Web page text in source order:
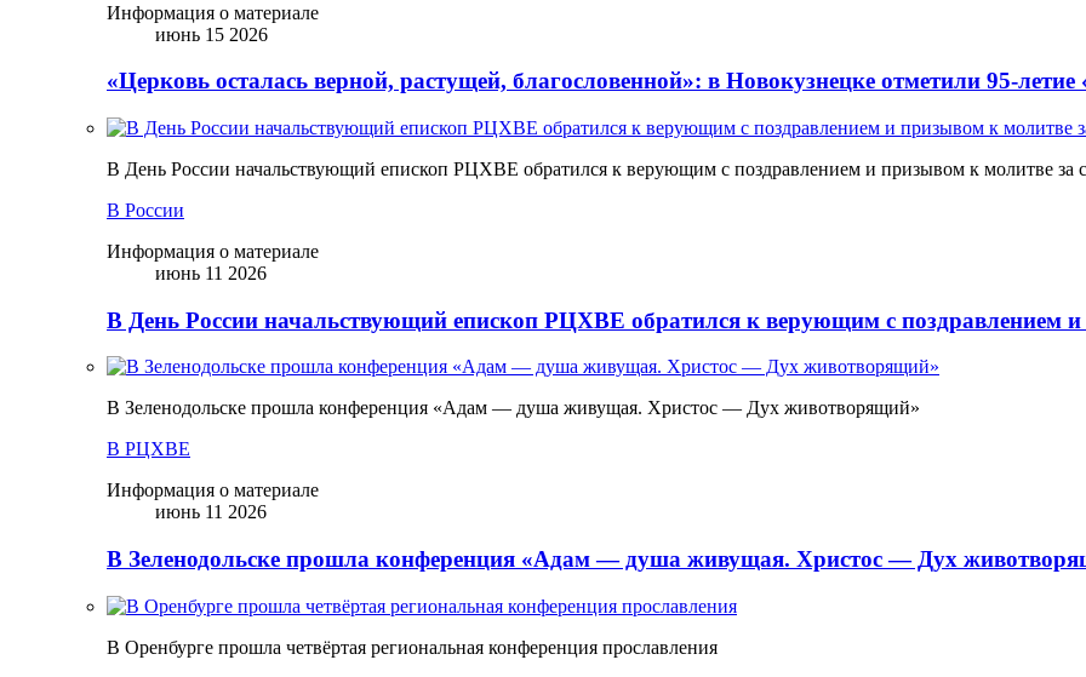
Информация о материале
июнь 15 2026
«Церковь осталась верной, растущей, благословенной»: в Новокузнецке отметили 95-
В День России начальствующий епископ РЦХВЕ обратился к верующим с поздравлением и призывом к молитве за
В России
Информация о материале
июнь 11 2026
В День России начальствующий епископ РЦХВЕ обратился к верующим с поздравлением
В Зеленодольске прошла конференция «Адам — душа живущая. Христос — Дух животворящий»
В РЦХВЕ
Информация о материале
июнь 11 2026
В Зеленодольске прошла конференция «Адам — душа живущая. Христос — Дух
В Оренбурге прошла четвёртая региональная конференция прославления